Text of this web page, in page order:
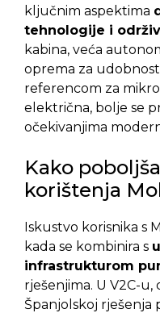
ključnim aspektima
tehnologije i
kabina, veća
oprema za
referencom za
električna, bolje se
očekivanjima
Kako
korištenja
Iskustvo korisnika s
kada se kombinira s
infrastrukturom
rješenjima. U V2C-
Španjolskoj rješenja